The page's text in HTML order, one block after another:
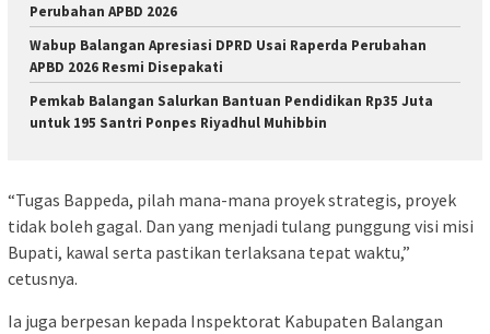
Perubahan APBD 2026
Wabup Balangan Apresiasi DPRD Usai Raperda Perubahan
APBD 2026 Resmi Disepakati
Pemkab Balangan Salurkan Bantuan Pendidikan Rp35 Juta
untuk 195 Santri Ponpes Riyadhul Muhibbin
“Tugas Bappeda, pilah mana-mana proyek strategis, proyek
tidak boleh gagal. Dan yang menjadi tulang punggung visi misi
Bupati, kawal serta pastikan terlaksana tepat waktu,”
cetusnya.
Ia juga berpesan kepada Inspektorat Kabupaten Balangan